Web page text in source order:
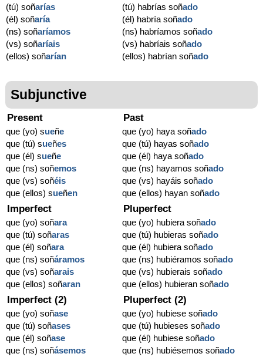
(tú) soñarías
(él) soñaría
(ns) soñaríamos
(vs) soñaríais
(ellos) soñarían
(tú) habrías soñado
(él) habría soñado
(ns) habríamos soñado
(vs) habríais soñado
(ellos) habrían soñado
Subjunctive
Present
que (yo) sueñe
que (tú) sueñes
que (él) sueñe
que (ns) soñemos
que (vs) soñéis
que (ellos) sueñen
Past
que (yo) haya soñado
que (tú) hayas soñado
que (él) haya soñado
que (ns) hayamos soñado
que (vs) hayáis soñado
que (ellos) hayan soñado
Imperfect
que (yo) soñara
que (tú) soñaras
que (él) soñara
que (ns) soñáramos
que (vs) soñarais
que (ellos) soñaran
Pluperfect
que (yo) hubiera soñado
que (tú) hubieras soñado
que (él) hubiera soñado
que (ns) hubiéramos soñado
que (vs) hubierais soñado
que (ellos) hubieran soñado
Imperfect (2)
que (yo) soñase
que (tú) soñases
que (él) soñase
que (ns) soñásemos
Pluperfect (2)
que (yo) hubiese soñado
que (tú) hubieses soñado
que (él) hubiese soñado
que (ns) hubiésemos soñado